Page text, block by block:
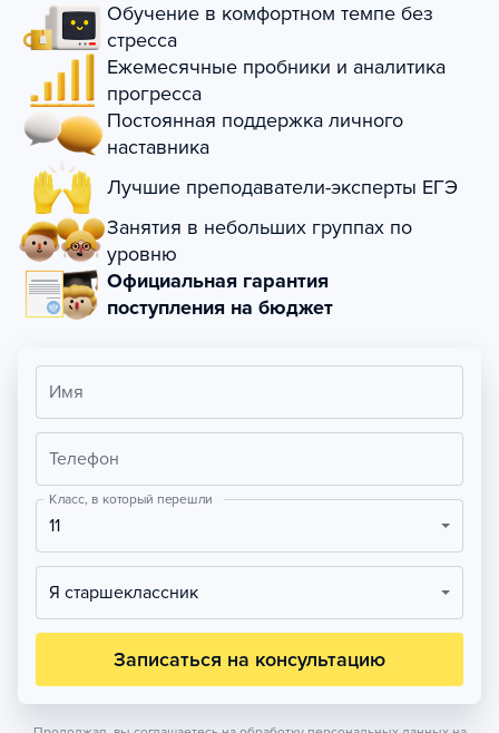
Обучение в комфортном темпе без
стресса
Ежемесячные пробники и аналитика
прогресса
Постоянная поддержка личного
наставника
Лучшие преподаватели-эксперты ЕГЭ
Занятия в небольших группах по
уровню
Официальная гарантия
поступления на бюджет
Имя
Телефон
Класс, в который перешли
11
Я старшеклассник
Записаться на консультацию